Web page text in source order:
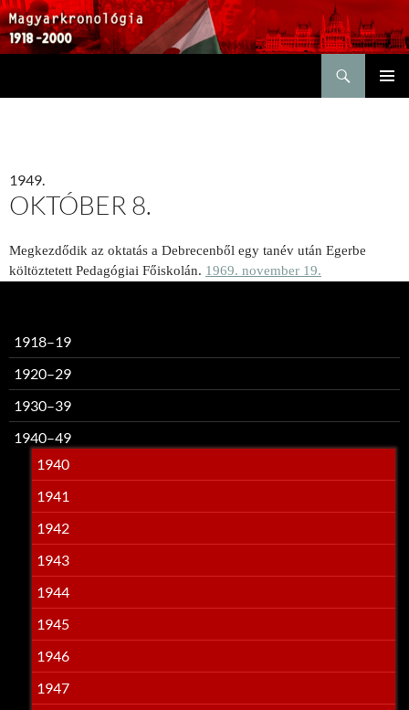
1949.
OKTÓBER 8.
Megkezdődik az oktatás a Debrecenből egy tanév után Egerbe
költöztetett Pedagógiai Főiskolán. 1969. november 19.
1918–19
1920–29
1930–39
1940–49
1940
1941
1942
1943
1944
1945
1946
1947